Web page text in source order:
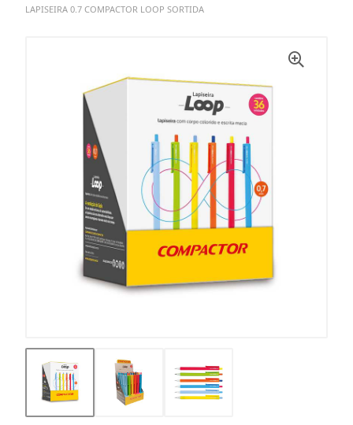
LAPISEIRA 0.7 COMPACTOR LOOP SORTIDA